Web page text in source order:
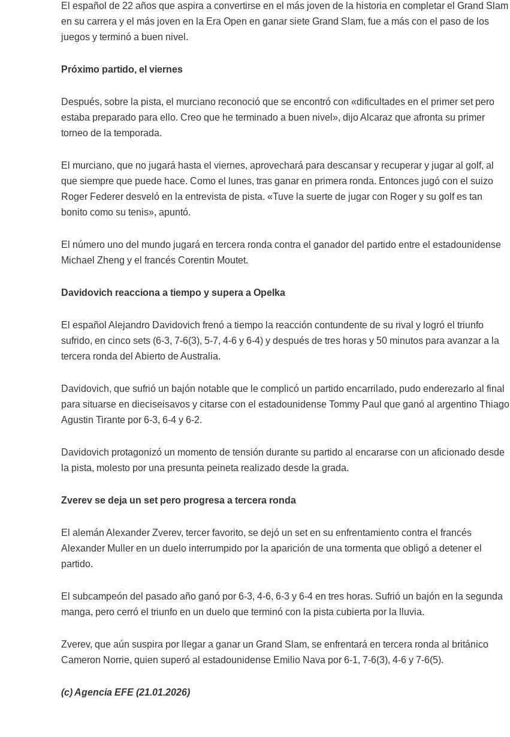
El español de 22 años que aspira a convertirse en el más joven de la historia en completar el Grand Slam
en su carrera y el más joven en la Era Open en ganar siete Grand Slam, fue a más con el paso de los
juegos y terminó a buen nivel.
Próximo partido, el viernes
Después, sobre la pista, el murciano reconoció que se encontró con «dificultades en el primer set pero
estaba preparado para ello. Creo que he terminado a buen nivel», dijo Alcaraz que afronta su primer
torneo de la temporada.
El murciano, que no jugará hasta el viernes, aprovechará para descansar y recuperar y jugar al golf, al
que siempre que puede hace. Como el lunes, tras ganar en primera ronda. Entonces jugó con el suizo
Roger Federer desveló en la entrevista de pista. «Tuve la suerte de jugar con Roger y su golf es tan
bonito como su tenis», apuntó.
El número uno del mundo jugará en tercera ronda contra el ganador del partido entre el estadounidense
Michael Zheng y el francés Corentin Moutet.
Davidovich reacciona a tiempo y supera a Opelka
El español Alejandro Davidovich frenó a tiempo la reacción contundente de su rival y logró el triunfo
sufrido, en cinco sets (6-3, 7-6(3), 5-7, 4-6 y 6-4) y después de tres horas y 50 minutos para avanzar a la
tercera ronda del Abierto de Australia.
Davidovich, que sufrió un bajón notable que le complicó un partido encarrilado, pudo enderezarlo al final
para situarse en dieciseisavos y citarse con el estadounidense Tommy Paul que ganó al argentino Thiago
Agustin Tirante por 6-3, 6-4 y 6-2.
Davidovich protagonizó un momento de tensión durante su partido al encararse con un aficionado desde
la pista, molesto por una presunta peineta realizado desde la grada.
Zverev se deja un set pero progresa a tercera ronda
El alemán Alexander Zverev, tercer favorito, se dejó un set en su enfrentamiento contra el francés
Alexander Muller en un duelo interrumpido por la aparición de una tormenta que obligó a detener el
partido.
El subcampeón del pasado año ganó por 6-3, 4-6, 6-3 y 6-4 en tres horas. Sufrió un bajón en la segunda
manga, pero cerró el triunfo en un duelo que terminó con la pista cubierta por la lluvia.
Zverev, que aún suspira por llegar a ganar un Grand Slam, se enfrentará en tercera ronda al británico
Cameron Norrie, quien superó al estadounidense Emilio Nava por 6-1, 7-6(3), 4-6 y 7-6(5).
(c) Agencia EFE (21.01.2026)